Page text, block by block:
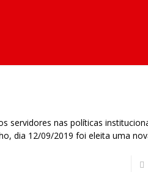
servidores nas políticas
dia 12/09/2019 foi eleita uma